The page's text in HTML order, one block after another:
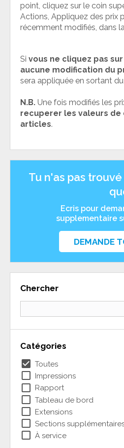
Chercher
Catégories
check_box Toutes
check_box_outline_blank Impressions
check_box_outline_blank Rapport
check_box_outline_blank Tableau de bord
check_box_outline_blank Extensions
check_box_outline_blank Sections
check_box_outline_blank À service
point, cliquez sur le coin
Actions, Appliquez des prix
récemment modifiés, dans
Si vous ne cliquez pas
aucune modification du
sera appliquée en sortant
N.B. Une fois modifiés les
recuperer les valeurs de
articles.
Tu n'as pas
Ecris pour
supplementaire
DEMANDE